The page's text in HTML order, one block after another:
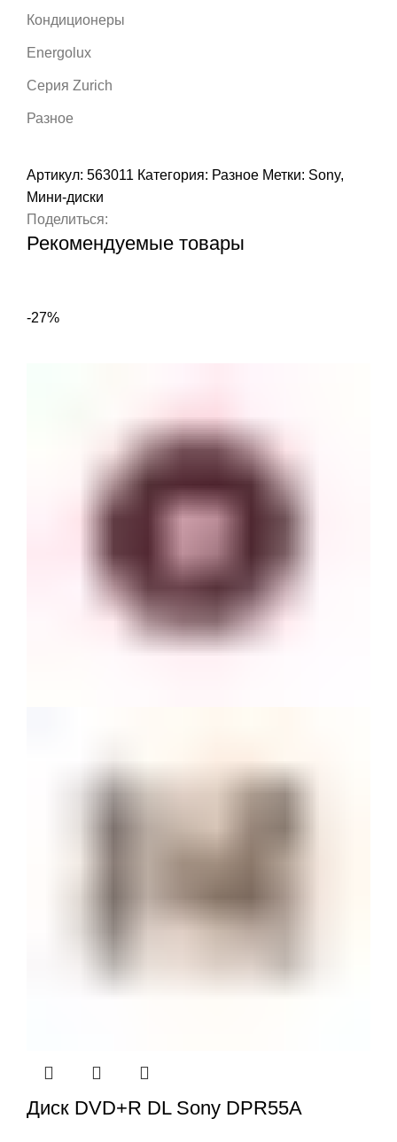
Кондиционеры
Energolux
Серия Zurich
Разное
Артикул: 563011 Категория: Разное Метки: Sony,
Мини-диски
Поделиться:
Рекомендуемые товары
-27%
Диск DVD+R DL Sony DPR55A